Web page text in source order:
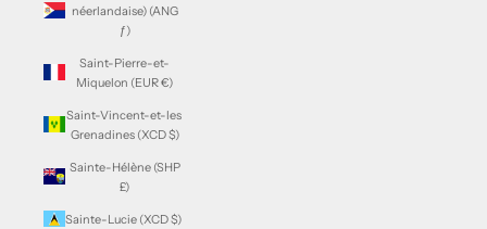
néerlandaise) (ANG
ƒ)
Saint-Pierre-et-
Miquelon (EUR €)
Saint-Vincent-et-les
Grenadines (XCD $)
Sainte-Hélène (SHP
£)
Sainte-Lucie (XCD $)